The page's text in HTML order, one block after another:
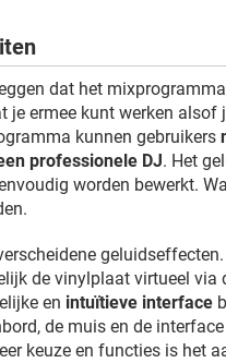
dat het mixprogramma
je ermee kunt werken alsof
kunnen gebruikers
professionele DJ. Het
worden bewerkt.
de vinylplaat virtueel via
en intuïtieve interface
de muis en de
keuze en functies is het